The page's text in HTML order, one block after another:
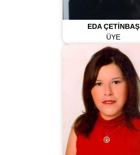
EDA ÇETİNBAŞ
ÜYE